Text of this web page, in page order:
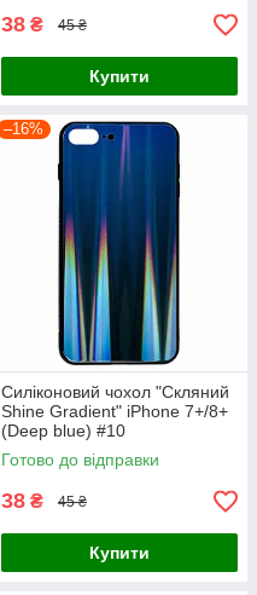
38 ₴ 45 ₴
Купити
–16%
Силіконовий чохол "Скляний
Shine Gradient" iPhone 7+/8+
(Deep blue) #10
Готово до відправки
38 ₴ 45 ₴
Купити